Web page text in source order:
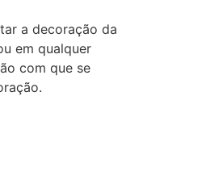
a decoração da
em qualquer
com que se